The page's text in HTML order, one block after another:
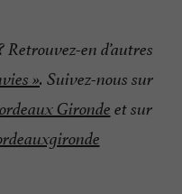
en d’autres
». Suivez-nous sur
Gironde et sur